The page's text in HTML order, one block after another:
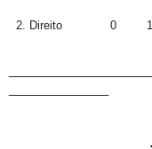
2. Direito 0 1